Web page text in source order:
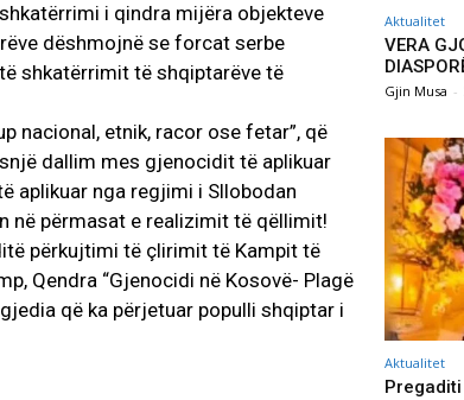
i qindra mijëra objekteve
dëshmojnë se forcat serbe
shkatërrimit të shqiptarëve të
nacional, etnik, racor ose fetar”, që
dallim mes gjenocidit të aplikuar
aplikuar nga regjimi i Sllobodan
në përmasat e realizimit të qëllimit!
përkujtimi të çlirimit të Kampit të
Qendra “Gjenocidi në Kosovë- Plagë
që ka përjetuar populli shqiptar i
Aktualitet
VERA
Gjin Musa -
Aktualitet